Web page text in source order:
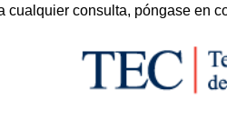
cualquier consulta, póngase en